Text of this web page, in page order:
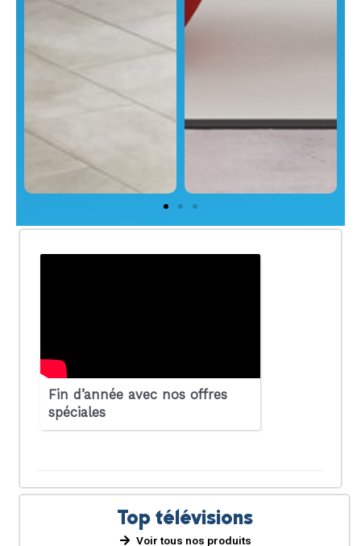
Fin d’année avec nos offres
spéciales
Top télévisions
Voir tous nos produits